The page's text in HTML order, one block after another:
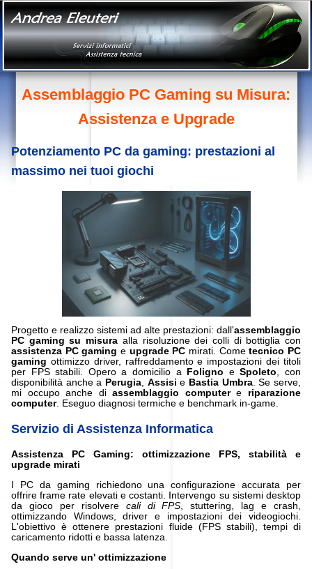
Assemblaggio PC Gaming su Misura:
Assistenza e Upgrade
Potenziamento PC da gaming: prestazioni al
massimo nei tuoi giochi
Progetto e realizzo sistemi ad alte prestazioni: dall'assemblaggio
PC gaming su misura alla risoluzione dei colli di bottiglia con
assistenza PC gaming e upgrade PC mirati. Cometecnico PC
gaming ottimizzo driver, raffreddamento e impostazioni dei titoli
per FPS stabili. Opero a domicilio a Foligno eSpoleto, con
disponibilità anche a Perugia, Assisi e Bastia Umbra. Se serve,
mi occupo anche diassemblaggio computere riparazione
computer. Eseguo diagnosi termiche e benchmark in-game.
Servizio di Assistenza Informatica
Assistenza PC Gaming: ottimizzazione FPS, stabilità e
upgrade mirati
I PC da gaming richiedono una configurazione accurata per
offrire frame rate elevati e costanti. Intervengo su sistemi desktop
da gioco per risolvere cali di FPS , stuttering, lag e crash,
ottimizzando Windows, driver e impostazioni dei videogiochi.
L'obiettivo è ottenere prestazioni fluide (FPS stabili), tempi di
caricamento ridotti e bassa latenza.
Quando serve un' ottimizzazione